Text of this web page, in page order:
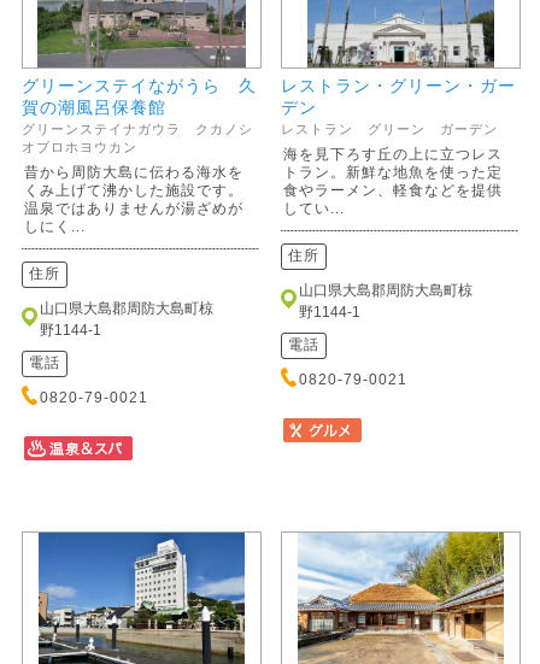
グリーンステイながうら 久
賀の潮風呂保養館
グリーンステイナガウラ クカノシ
オブロホヨウカン
昔から周防大島に伝わる海水を
くみ上げて沸かした施設です。
温泉ではありませんが湯ざめが
しにく...
住所
山口県大島郡周防大島町椋
野1144-1
電話
0820-79-0021
レストラン・グリーン・ガー
デン
レストラン グリーン ガーデン
海を見下ろす丘の上に立つレス
トラン。新鮮な地魚を使った定
食やラーメン、軽食などを提供
してい...
住所
山口県大島郡周防大島町椋
野1144-1
電話
0820-79-0021